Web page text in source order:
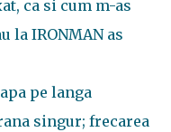
ca si cum m-as
la IRONMAN as
pe langa
singur; frecarea